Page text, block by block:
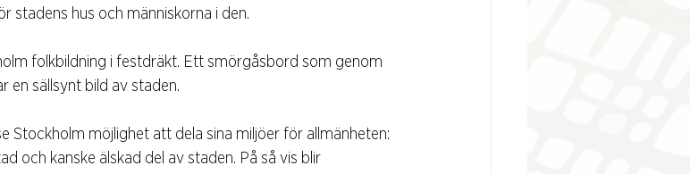
stadens hus och människorna i den.
folkbildning i festdräkt. Ett smörgåsbord som genom
en sällsynt bild av staden.
Stockholm möjlighet att dela sina miljöer för allmänheten:
och kanske älskad del av staden. På så vis blir